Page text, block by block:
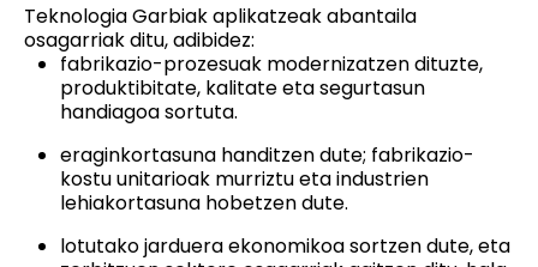
Teknologia Garbiak aplikatzeak abantaila
osagarriak ditu, adibidez:
fabrikazio-prozesuak modernizatzen dituzte,
produktibitate, kalitate eta segurtasun
handiagoa sortuta.
eraginkortasuna handitzen dute; fabrikazio-
kostu unitarioak murriztu eta industrien
lehiakortasuna hobetzen dute.
lotutako jarduera ekonomikoa sortzen dute, eta